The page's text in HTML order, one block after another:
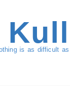
is as difficult